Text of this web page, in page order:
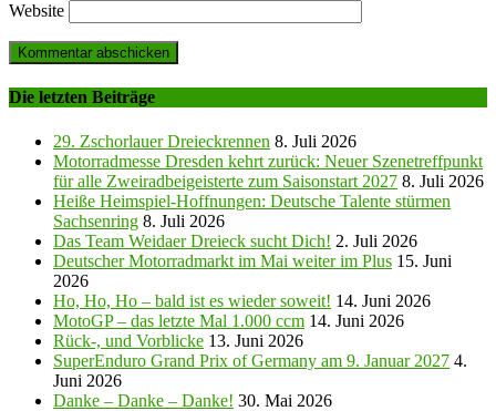
Website
Die letzten Beiträge
29. Zschorlauer Dreieckrennen 8. Juli 2026
Motorradmesse Dresden kehrt zurück: Neuer Szenetreffpunkt
für alle Zweiradbeigeisterte zum Saisonstart 2027 8. Juli 2026
Heiße Heimspiel-Hoffnungen: Deutsche Talente stürmen
Sachsenring 8. Juli 2026
Das Team Weidaer Dreieck sucht Dich! 2. Juli 2026
Deutscher Motorradmarkt im Mai weiter im Plus 15. Juni
2026
Ho, Ho, Ho – bald ist es wieder soweit! 14. Juni 2026
MotoGP – das letzte Mal 1.000 ccm 14. Juni 2026
Rück-, und Vorblicke 13. Juni 2026
SuperEnduro Grand Prix of Germany am 9. Januar 2027 4.
Juni 2026
Danke – Danke – Danke! 30. Mai 2026